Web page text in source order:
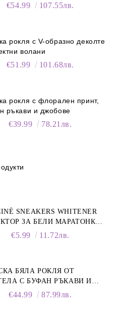
€54.99 107.55лв.
рокля с V-образно деколте
волани
€51.99 101.68лв.
рокля с флорален принт,
ръкави и джобове
€39.99 78.21лв.
SNEAKERS WHITENER
ЗА БЕЛИ МАРАТОНКИ,
€5.99 11.72лв.
БЯЛА РОКЛЯ ОТ
С БУФАН РЪКАВИ И
€44.99 87.99лв.